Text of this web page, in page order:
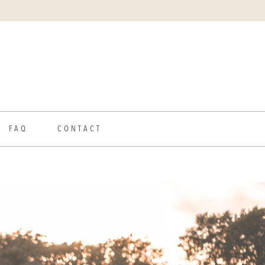
FAQ CONTACT